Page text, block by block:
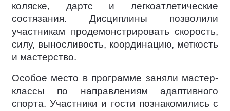
коляске, дартс и легкоатлетические
состязания. Дисциплины позволили
участникам продемонстрировать скорость,
силу, выносливость, координацию, меткость
и мастерство.
Особое место в программе заняли мастер-
классы по направлениям адаптивного
спорта. Участники и гости познакомились с